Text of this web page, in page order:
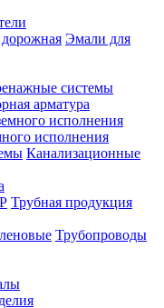
Эмали для
системы
арматура
исполнения
Канализационные
Трубная продукция
Трубопроводы